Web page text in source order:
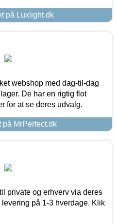
på Luxlight.dk
webshop med dag-til-dag
De har en rigtig flot
for at se deres udvalg.
på MrPerfect.dk
private og erhverv via deres
på 1-3 hverdage. Klik